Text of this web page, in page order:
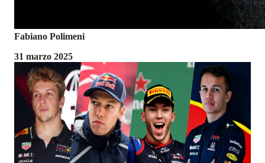
Fabiano Polimeni
31 marzo 2025